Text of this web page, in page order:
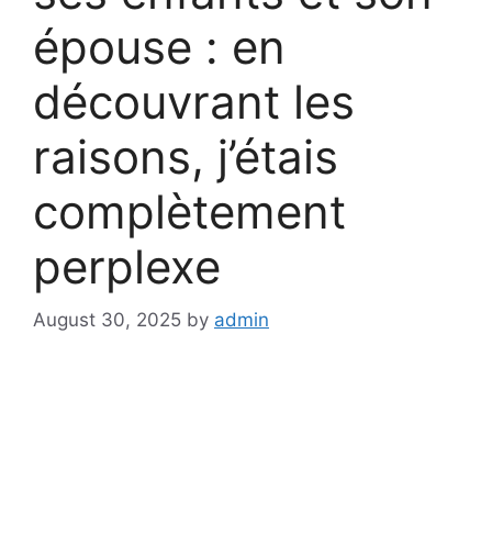
épouse : en
découvrant les
raisons, j’étais
complètement
perplexe
August 30, 2025 by admin